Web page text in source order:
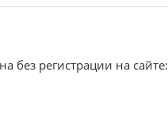
без регистрации на сайте: